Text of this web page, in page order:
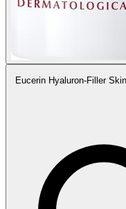
Eucerin Hyaluron-Filler